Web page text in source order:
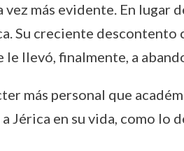
más evidente. En lugar
Su creciente
llevó, finalmente, a
más personal que
Jérica en su vida, como